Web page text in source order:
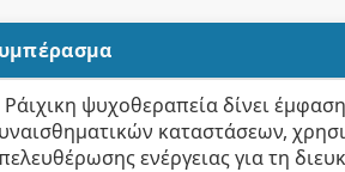
ψυχοθεραπεία δίνει
καταστάσεων,
ενέργειας για τη